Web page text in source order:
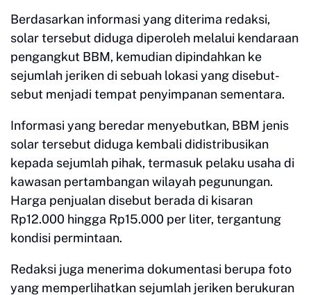
Berdasarkan informasi yang diterima redaksi,
solar tersebut diduga diperoleh melalui kendaraan
pengangkut BBM, kemudian dipindahkan ke
sejumlah jeriken di sebuah lokasi yang disebut-
sebut menjadi tempat penyimpanan sementara.
Informasi yang beredar menyebutkan, BBM jenis
solar tersebut diduga kembali didistribusikan
kepada sejumlah pihak, termasuk pelaku usaha di
kawasan pertambangan wilayah pegunungan.
Harga penjualan disebut berada di kisaran
Rp12.000 hingga Rp15.000 per liter, tergantung
kondisi permintaan.
Redaksi juga menerima dokumentasi berupa foto
yang memperlihatkan sejumlah jeriken berukuran